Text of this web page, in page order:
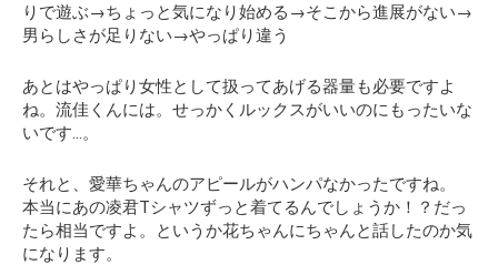
りで遊ぶ→ちょっと気になり始める→そこから進展がない→
男らしさが足りない→やっぱり違う
あとはやっぱり女性として扱ってあげる器量も必要ですよ
ね。流佳くんには。せっかくルックスがいいのにもったいな
いです…。
それと、愛華ちゃんのアピールがハンパなかったですね。
本当にあの凌君Tシャツずっと着てるんでしょうか！？だっ
たら相当ですよ。というか花ちゃんにちゃんと話したのか気
になります。